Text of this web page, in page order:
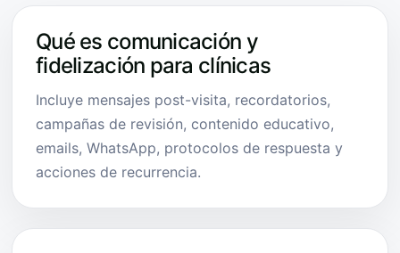
Qué es comunicación y
fidelización para clínicas
Incluye mensajes post-visita, recordatorios,
campañas de revisión, contenido educativo,
emails, WhatsApp, protocolos de respuesta y
acciones de recurrencia.